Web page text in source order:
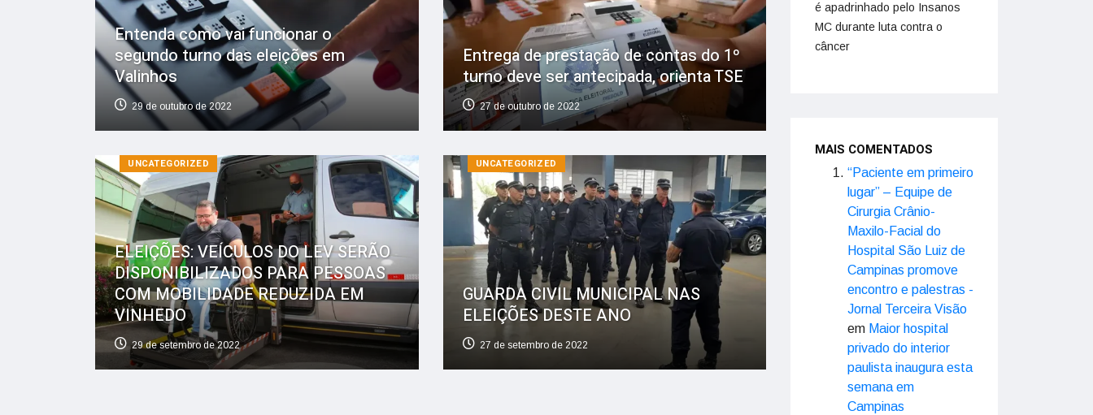
Entenda como vai funcionar o
segundo turno das eleições em
Valinhos
29 de outubro de 2022
Entrega de prestação de contas do 1º
turno deve ser antecipada, orienta TSE
27 de outubro de 2022
UNCATEGORIZED
ELEIÇÕES: VEÍCULOS DO LEV SERÃO
DISPONIBILIZADOS PARA PESSOAS
COM MOBILIDADE REDUZIDA EM
VINHEDO
29 de setembro de 2022
UNCATEGORIZED
GUARDA CIVIL MUNICIPAL NAS
ELEIÇÕES DESTE ANO
27 de setembro de 2022
é apadrinhado pelo Insanos
MC durante luta contra o
câncer
MAIS COMENTADOS
“Paciente em primeiro
lugar” – Equipe de
Cirurgia Crânio-
Maxilo-Facial do
Hospital São Luiz de
Campinas promove
encontro e palestras -
Jornal Terceira Visão
em Maior hospital
privado do interior
paulista inaugura esta
semana em
Campinas